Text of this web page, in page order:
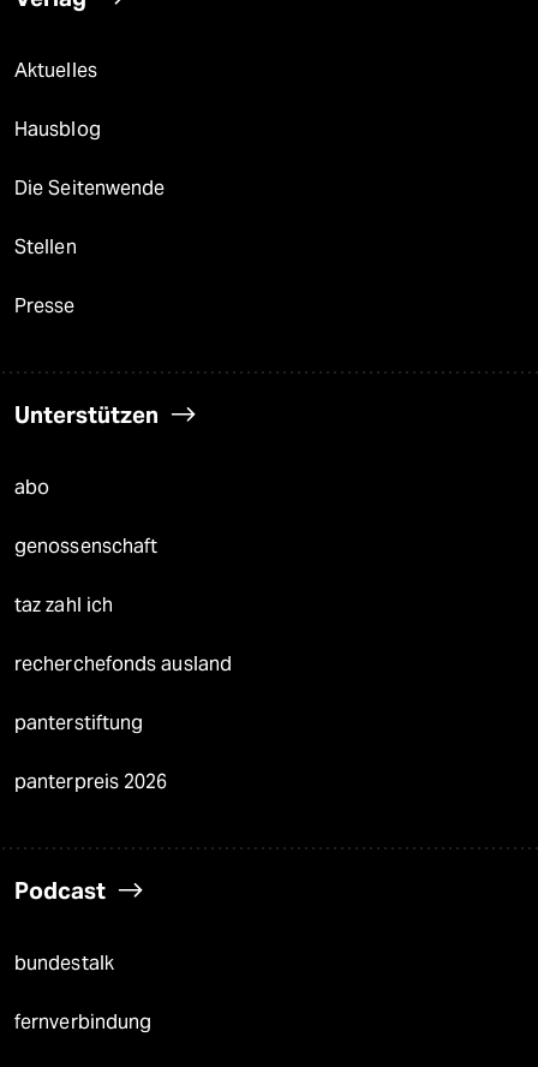
Aktuelles
Hausblog
Die Seitenwende
Stellen
Presse
Unterstützen
abo
genossenschaft
taz zahl ich
recherchefonds ausland
panterstiftung
panterpreis 2026
Podcast
bundestalk
fernverbindung